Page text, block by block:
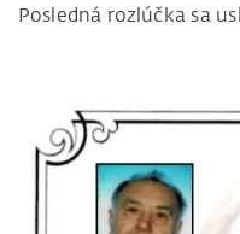
Posledná rozlúčka sa